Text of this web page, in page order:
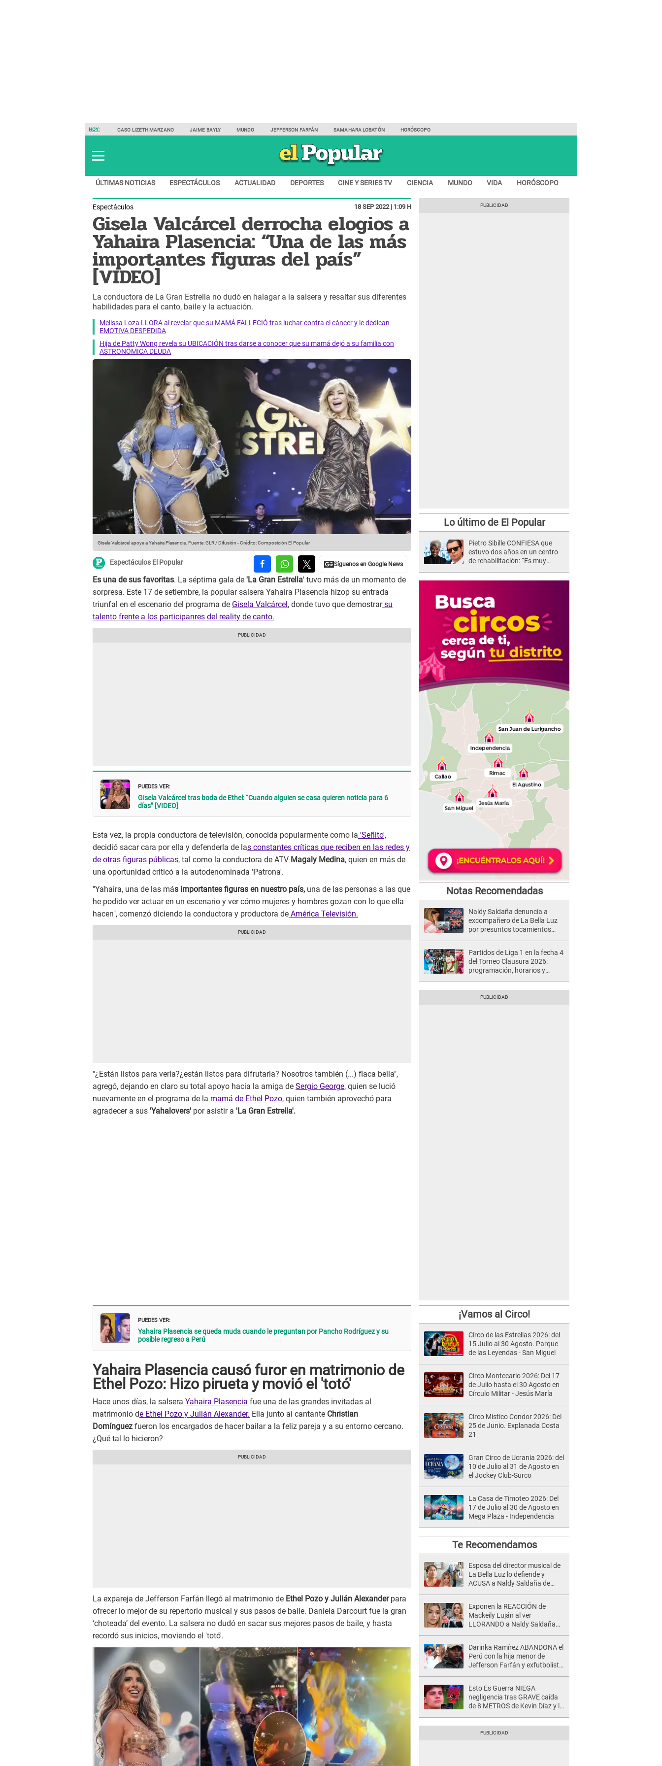
HOY: CASO LIZETH MARZANO JAIME BAYLY MUNDO JEFFERSON FARFÁN SAMAHARA LOBATÓN HORÓSCOPO
ÚLTIMAS NOTICIAS ESPECTÁCULOS ACTUALIDAD DEPORTES CINE Y SERIES TV CIENCIA MUNDO VIDA HORÓSCOPO
Espectáculos 18 SEP 2022 | 1:09 H
Gisela Valcárcel derrocha elogios a
Yahaira Plasencia: “Una de las más
importantes figuras del país”
[VIDEO]
La conductora de La Gran Estrella no dudó en halagar a la salsera y resaltar sus diferentes
habilidades para el canto, baile y la actuación.
Melissa Loza LLORA al revelar que su MAMÁ FALLECIÓ tras luchar contra el cáncer y le dedican
EMOTIVA DESPEDIDA
Hija de Patty Wong revela su UBICACIÓN tras darse a conocer que su mamá dejó a su familia con
ASTRONÓMICA DEUDA
Gisela Valcárcel apoya a Yahaira Plasencia. Fuente: GLR / Difusión -Crédito: Composición El Popular
Espectáculos El Popular
Es una de sus favoritas. La séptima gala de 'La Gran Estrella' tuvo más de un momento de
sorpresa. Este 17 de setiembre, la popular salsera Yahaira Plasencia hizop su entrada
triunfal en el escenario del programa de Gisela Valcárcel , donde tuvo que demostrarsu
talento frente a los participanres del reality de canto.
PUEDES VER:
Gisela Valcárcel tras boda de Ethel: “Cuando alguien se casa quieren noticia para 6
días” [VIDEO]
Esta vez, la propia conductora de televisión, conocida popularmente como la 'Señito',
decidió sacar cara por ella y defenderla de las constantes críticas que reciben en las redes y
de otras figuras públicas, tal como la conductora de ATV Magaly Medina, quien en más de
una oportunidad criticó a la autodenominada 'Patrona'.
"Yahaira, una de las más importantes figuras en nuestro país, una de las personas a las que
he podido ver actuar en un escenario y ver cómo mujeres y hombres gozan con lo que ella
hacen", comenzó diciendo la conductora y productora de América Televisión.
"¿Están listos para verla?¿están listos para difrutarla? Nosotros también (...) flaca bella",
agregó, dejando en claro su total apoyo hacia la amiga de Sergio George, quien se lució
nuevamente en el programa de la mamá de Ethel Pozo, quien también aprovechó para
agradecer a sus 'Yahalovers' por asistir a 'La Gran Estrella'.
PUEDES VER:
Yahaira Plasencia se queda muda cuando le preguntan por Pancho Rodríguez y su
posible regreso a Perú
Yahaira Plasencia causó furor en matrimonio de
Ethel Pozo: Hizo pirueta y movió el 'totó'
Hace unos días, la salsera Yahaira Plasencia fue una de las grandes invitadas al
matrimonio de Ethel Pozo y Julián Alexander. Ella junto al cantante Christian
Domínguez fueron los encargados de hacer bailar a la feliz pareja y a su entorno cercano.
¿Qué tal lo hicieron?
La expareja de Jefferson Farfán llegó al matrimonio de Ethel Pozo y Julián Alexanderpara
ofrecer lo mejor de su repertorio musical y sus pasos de baile. Daniela Darcourt fue la gran
‘choteada’ del evento. La salsera no dudó en sacar sus mejores pasos de baile, y hasta
recordó sus inicios, moviendo el 'totó'.
Lo último de El Popular
Pietro Sibille CONFIESA que
estuvo dos años en un centro
de rehabilitación: “Es muy
Notas Recomendadas
Naldy Saldaña denuncia a
excompañero de La Bella Luz
por presuntos tocamientos
Partidos de Liga 1 en la fecha 4
del Torneo Clausura 2026:
programación, horarios y
¡Vamos al Circo!
Circo de las Estrellas 2026: del
15 Julio al 30 Agosto. Parque
de las Leyendas - San Miguel
Circo Montecarlo 2026: Del 17
de Julio hasta el 30 Agosto en
Círculo Militar - Jesús María
Circo Místico Condor 2026: Del
25 de Junio. Explanada Costa
21
Gran Circo de Ucrania 2026: del
10 de Julio al 31 de Agosto en
el Jockey Club-Surco
La Casa de Timoteo 2026: Del
17 de Julio al 30 de Agosto en
Mega Plaza - Independencia
Te Recomendamos
Esposa del director musical de
La Bella Luz lo defiende y
ACUSA a Naldy Saldaña de
Exponen la REACCIÓN de
Mackeily Luján al ver
LLORANDO a Naldy Saldaña
Darinka Ramírez ABANDONA el
Perú con la hija menor de
Jefferson Farfán y exfutbolista
Esto Es Guerra NIEGA
negligencia tras GRAVE caída
de 8 METROS de Kevin Díaz y lo